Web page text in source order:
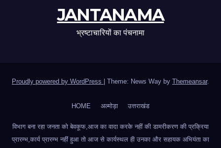
JANTANAMA
भ्रष्टाचारियों का पंचनामा
Proudly powered by WordPress Theme: News Way by Themeansar.
HOME अल्मोड़ा उत्तराखंड
विभाग बना रहा जनता को बेवकूफ,आज का वादा करके नहीं की डामरीकरण की प्रक्रिया
प्रारम्भ,कार्य प्रारम्भ नहीं हुआ तो आज से कार्यस्थल ही उनका और सहायक अभियंता का